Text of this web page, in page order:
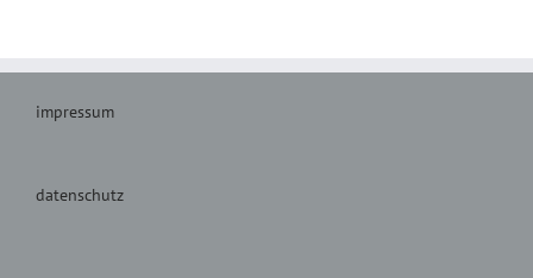
impressum
datenschutz